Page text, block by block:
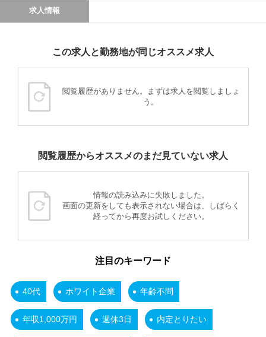
求人情報
この求人と勤務地が同じオススメ求人
閲覧履歴がありません。まずは求人を閲覧しましょ
う。
閲覧履歴からオススメのまだ見ていない求人
情報の読み込みに失敗しました。
画面の更新をしても表示されない場合は、しばらく
経ってから再度お試しください。
注目のキーワード
40代 ホワイト企業 年齢不問
年収1,000万円 週休3日 内定とりたい